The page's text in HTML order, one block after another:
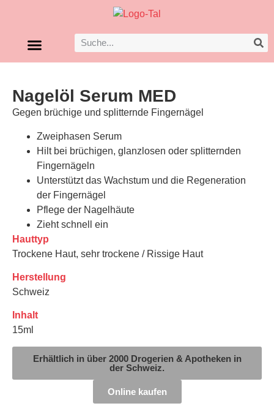
Nagelöl Serum MED
Gegen brüchige und splitternde Fingernägel
Zweiphasen Serum
Hilt bei brüchigen, glanzlosen oder splitternden
Fingernägeln
Unterstützt das Wachstum und die Regeneration
der Fingernägel
Pflege der Nagelhäute
Zieht schnell ein
Hauttyp
Trockene Haut, sehr trockene / Rissige Haut
Herstellung
Schweiz
Inhalt
15ml
Erhältlich in über 2000 Drogerien & Apotheken in
der Schweiz.
Online kaufen